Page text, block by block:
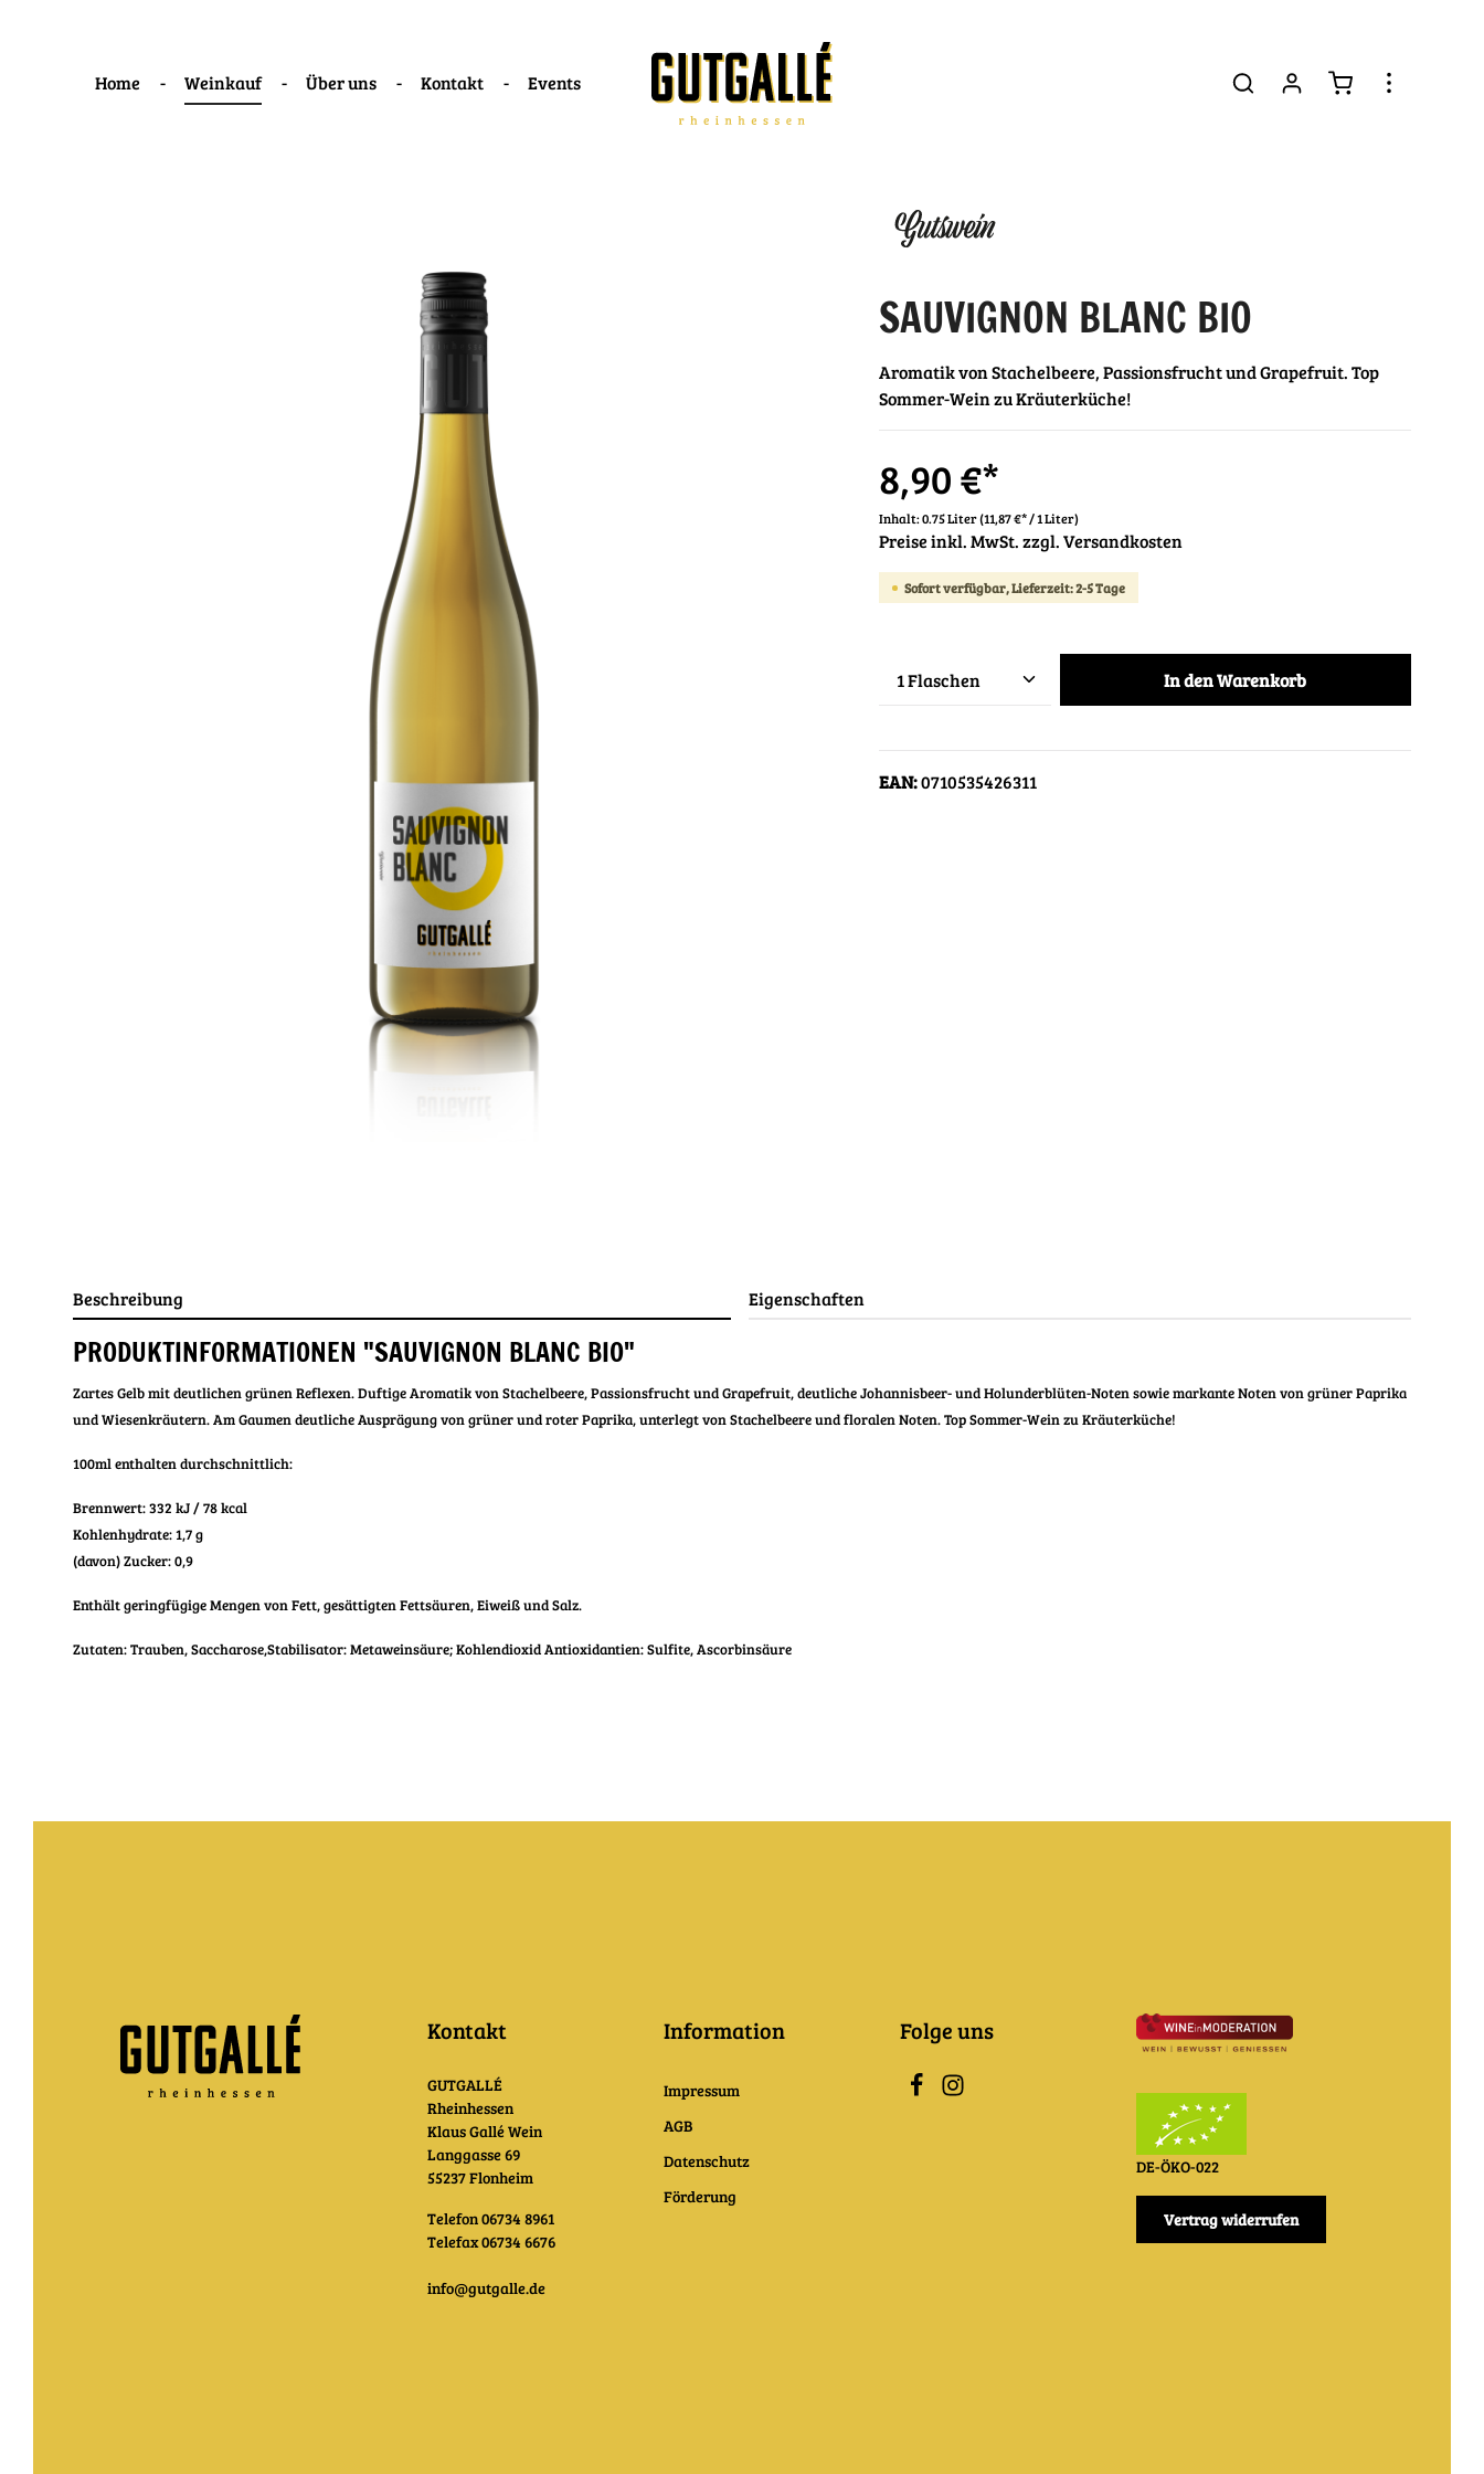
Home Weinkauf Über uns Kontakt Events
SAUVIGNON BLANC BIO
Aromatik von Stachelbeere, Passionsfrucht und Grapefruit. Top
Sommer-Wein zu Kräuterküche!
8,90 €*
Inhalt:0.75 Liter(11,87 €* / 1 Liter)
Preise inkl. MwSt. zzgl. Versandkosten
Sofort verfügbar, Lieferzeit: 2-5 Tage
In den Warenkorb
EAN:0710535426311
Beschreibung Eigenschaften
PRODUKTINFORMATIONEN "SAUVIGNON BLANC BIO"
Zartes Gelb mit deutlichen grünen Reflexen.Duftige Aromatik von Stachelbeere, Passionsfrucht und Grapefruit, deutliche Johannisbeer- und Holunderblüten-Noten sowie markante Noten von grüner Paprika
und Wiesenkräutern.Am Gaumen deutliche Ausprägung von grüner und roter Paprika, unterlegt von Stachelbeere und floralen Noten. Top Sommer-Wein zu Kräuterküche!
100ml enthalten durchschnittlich:
Brennwert: 332 kJ / 78 kcal
Kohlenhydrate: 1,7 g
(davon) Zucker: 0,9
Enthält geringfügige Mengen von Fett, gesättigten Fettsäuren, Eiweiß und Salz.
Zutaten: Trauben, Saccharose,Stabilisator: Metaweinsäure; Kohlendioxid Antioxidantien: Sulfite, Ascorbinsäure
Folge uns
Kontakt
GUTGALLÉ
Rheinhessen
Klaus Gallé Wein
Langgasse 69
55237 Flonheim
Telefon 06734 8961
Telefax 06734 6676
info@gutgalle.de
DE-ÖKO-022
Vertrag widerrufen
Information
Impressum
AGB
Datenschutz
Förderung